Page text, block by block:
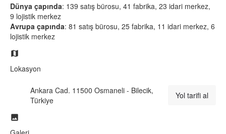
Dünya çapında: 139 satış bürosu, 41 fabrika, 23 idari merkez,
9 lojistik merkez
Avrupa çapında: 81 satış bürosu, 25 fabrika, 11 idari merkez, 6
lojistik merkez
Lokasyon
Ankara Cad. 11500 Osmaneli - Bilecik,
Türkiye
Yol tarifi al